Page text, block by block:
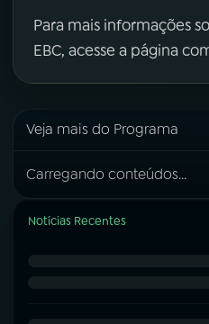
Para mais informações
EBC, acesse a página
Veja mais do Programa
Carregando conteúdos...
Notícias Recentes